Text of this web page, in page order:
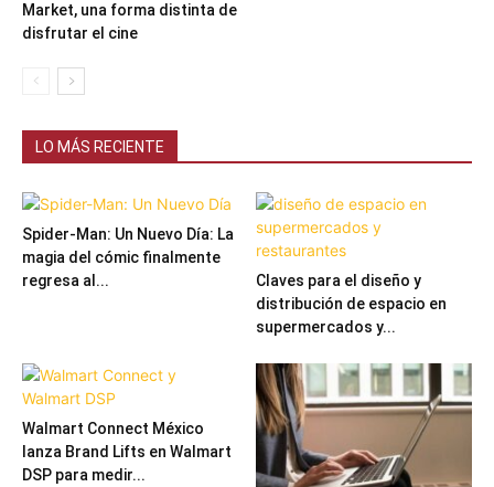
Market, una forma distinta de
disfrutar el cine
LO MÁS RECIENTE
Spider-Man: Un Nuevo Día: La
magia del cómic finalmente
regresa al...
Claves para el diseño y
distribución de espacio en
supermercados y...
Walmart Connect México
lanza Brand Lifts en Walmart
DSP para medir...